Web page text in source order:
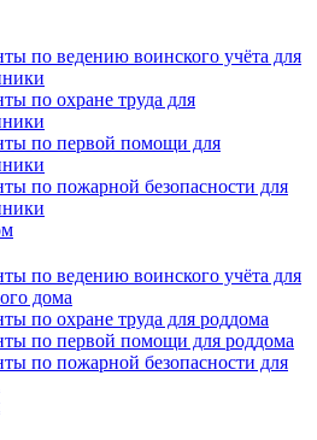
по ведению воинского учёта для
по охране труда для
по первой помощи для
по пожарной безопасности для
по ведению воинского учёта для
дома
по охране труда для роддома
по первой помощи для роддома
по пожарной безопасности для